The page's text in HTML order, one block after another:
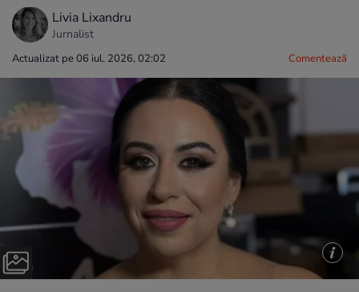
Livia Lixandru
Jurnalist
Actualizat pe 06 iul. 2026, 02:02 Comentează